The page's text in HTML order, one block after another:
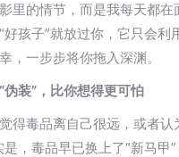
里的情节，而是我每天都在
好孩子”就放过你，它只会利
，一步步将你拖入深渊。
伪装”，比你想得更可怕
得毒品离自己很远，或者认
，毒品早已换上了“新马甲”